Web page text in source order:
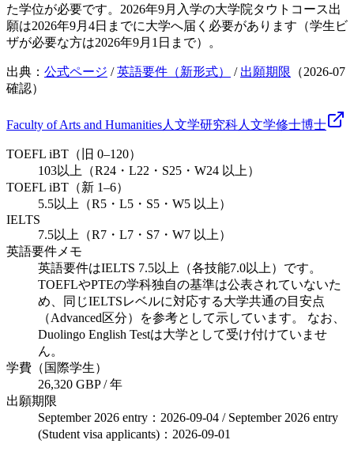
た学位が必要です。2026年9月入学の大学院タウトコース出
願は2026年9月4日までに大学へ届く必要があります（学生ビ
ザが必要な方は2026年9月1日まで）。
出典： 公式ページ /英語要件（新形式） / 出願期限 （2026-07
確認）
Faculty of Arts and Humanities人文学研究科人文学修士博士
TOEFL iBT（旧 0–120）
103以上（R24・L22・S25・W24 以上）
TOEFL iBT（新 1–6）
5.5以上（R5・L5・S5・W5 以上）
IELTS
7.5以上（R7・L7・S7・W7 以上）
英語要件メモ
英語要件はIELTS 7.5以上（各技能7.0以上）です。
TOEFLやPTEの学科独自の基準は公表されていないた
め、同じIELTSレベルに対応する大学共通の目安点
（Advanced区分）を参考として示しています。 なお、
Duolingo English Testは大学として受け付けていませ
ん。
学費（国際学生）
26,320 GBP / 年
出願期限
September 2026 entry：2026-09-04 / September 2026 entry
(Student visa applicants)：2026-09-01